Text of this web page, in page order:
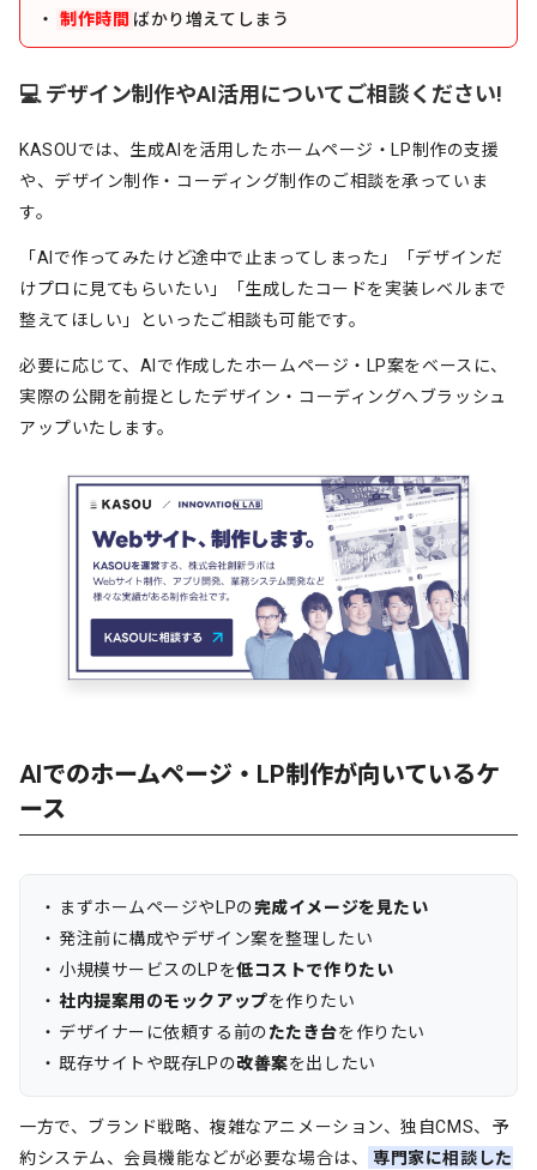
制作時間 ばかり増えてしまう
💻 デザイン制作やAI活用についてご相談ください!
KASOUでは、生成AIを活用したホームページ・LP制作の支援
や、デザイン制作・コーディング制作のご相談を承っていま
す。
「AIで作ってみたけど途中で止まってしまった」「デザインだ
けプロに見てもらいたい」「生成したコードを実装レベルまで
整えてほしい」といったご相談も可能です。
必要に応じて、AIで作成したホームページ・LP案をベースに、
実際の公開を前提としたデザイン・コーディングへブラッシュ
アップいたします。
AIでのホームページ・LP制作が向いているケ
ース
まずホームページやLPの完成イメージを見たい
発注前に構成やデザイン案を整理したい
小規模サービスのLPを低コストで作りたい
社内提案用のモックアップを作りたい
デザイナーに依頼する前のたたき台を作りたい
既存サイトや既存LPの改善案を出したい
一方で、ブランド戦略、複雑なアニメーション、独自CMS、予
約システム、会員機能などが必要な場合は、
専門家に相談した